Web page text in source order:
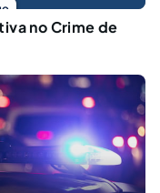
no Crime de